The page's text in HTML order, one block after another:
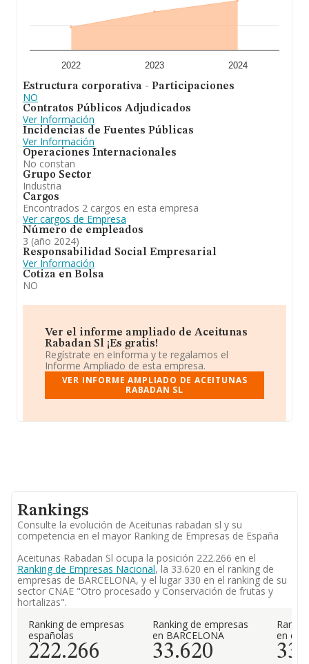
consumo humano. En cuanto a la posición en el ranking
de sectores, la empresa ha perdido posiciones frente al
2023. En cuanto a la posición en el ranking nacional, la
2022 2023 2024
Estructura corporativa - Participaciones
NO
Contratos Públicos Adjudicados
Ver Información
Incidencias de Fuentes Públicas
Ver Información
Operaciones Internacionales
No constan
Grupo Sector
Industria
Cargos
Encontrados 2 cargos en esta empresa
Ver cargos de Empresa
Número de empleados
3 (año 2024)
Responsabilidad Social Empresarial
Ver Información
Cotiza en Bolsa
NO
Ver el informe ampliado de Aceitunas
Rabadan Sl ¡Es gratis!
Regístrate en eInforma y te regalamos el
Informe Ampliado de esta empresa.
VER INFORME AMPLIADO DE ACEITUNAS
RABADAN SL
Rankings
Consulte la evolución de Aceitunas rabadan sl y su
competencia en el mayor Ranking de Empresas de España
Aceitunas Rabadan Sl ocupa la posición 222.266 en el
Ranking de Empresas Nacional, la 33.620 en el ranking de
empresas de BARCELONA, y el lugar 330 en el ranking de su
sector CNAE "Otro procesado y Conservación de frutas y
hortalizas".
Ranking de empresas
españolas
222.266
Ranking de empresas
en BARCELONA
33.620
en el
330